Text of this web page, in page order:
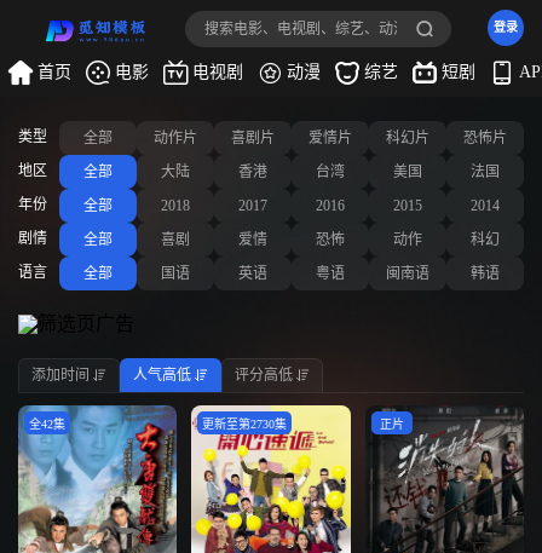
登录
首页 电影 电视剧 动漫 综艺 短剧
类型 全部 动作片 喜剧片 爱情片 科幻片 恐怖片
地区
全部 大陆 香港 台湾 美国
法国
年份
全部 2018 2017 2016 2015
2014
剧情
全部 喜剧 爱情 恐怖 动作
科幻
语言
全部 国语 英语 粤语 闽南语 韩语
添加时间 人气高低 评分高低
全42集 更新至第2730集 正片